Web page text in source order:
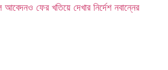
ফের খতিয়ে দেখার নির্দেশ নবান্নের